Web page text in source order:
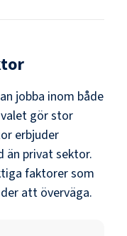
jobba inom både
gör stor
erbjuder
än privat sektor.
faktorer som
att överväga.